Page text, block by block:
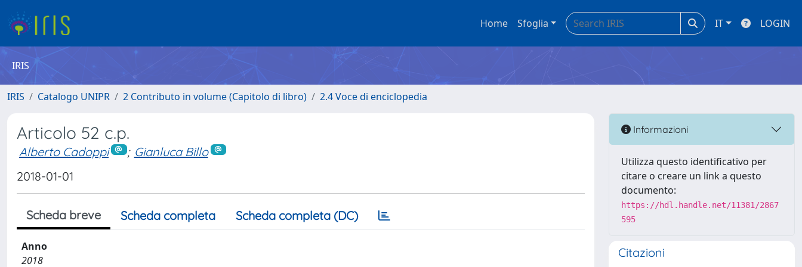
Home Sfoglia IT LOGIN
IRIS
IRIS Catalogo UNIPR 2 Contributo in volume (Capitolo di libro) 2.4 Voce di enciclopedia
Articolo 52 c.p.
Alberto Cadoppi ; Gianluca Billo
2018-01-01
Scheda breve Scheda completa Scheda completa (DC)
Anno
2018
Informazioni
Utilizza questo identificativo per
citare o creare un link a questo
documento:
https://hdl.handle.net/11381/2867
595
Citazioni